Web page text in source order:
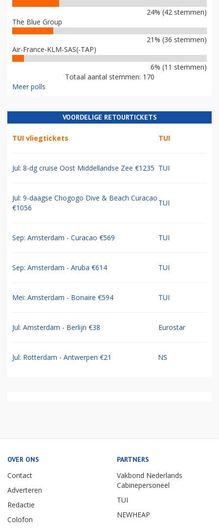
24% (42 stemmen)
The Blue Group
21% (36 stemmen)
Air-France-KLM-SAS(-TAP)
6% (11 stemmen)
Totaal aantal stemmen: 170
Meer polls
VOORDELIGE RETOURTICKETS
TUI vliegtickets TUI
Jul: 8-dg cruise Oost Middellandse Zee €1235 TUI
Jul: 9-daagse Chogogo Dive & Beach Curacao
€1056
TUI
Sep: Amsterdam - Curacao €569 TUI
Sep: Amsterdam - Aruba €614 TUI
Mei: Amsterdam - Bonaire €594 TUI
Jul: Amsterdam - Berlijn €38 Eurostar
Jul: Rotterdam - Antwerpen €21 NS
OVER ONS
Contact
Adverteren
Redactie
Colofon
PARTNERS
Vakbond Nederlands
Cabinepersoneel
TUI
NEWHEAP